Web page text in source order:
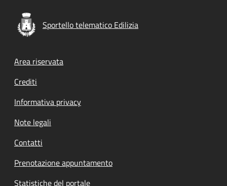
Sportello telematico Edilizia
Footer menu
Area riservata
Crediti
Informativa privacy
Note legali
Contatti
Prenotazione appuntamento
Statistiche del portale